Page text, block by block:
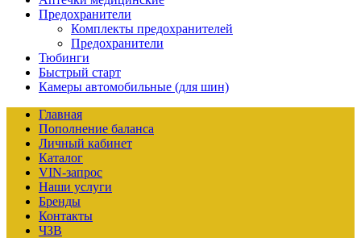
Предохранители
Комплекты предохранителей
Предохранители
Тюбинги
Быстрый старт
Камеры автомобильные (для шин)
Главная
Пополнение баланса
Личный кабинет
Каталог
VIN-запрос
Наши услуги
Бренды
Контакты
ЧЗВ